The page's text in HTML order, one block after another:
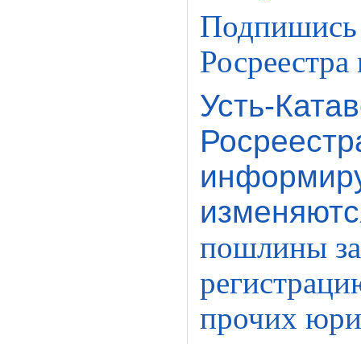
Подпишись
Усть-
пошлины
прочих